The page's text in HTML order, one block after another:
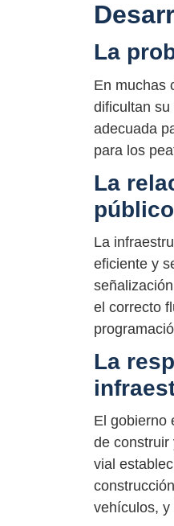
La
En muchas
dificultan
adecuada
para los
La
La
eficiente y
el correcto
La
El gobierno
de construir
vial
vehículos, y